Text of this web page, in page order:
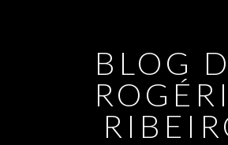
BLOG